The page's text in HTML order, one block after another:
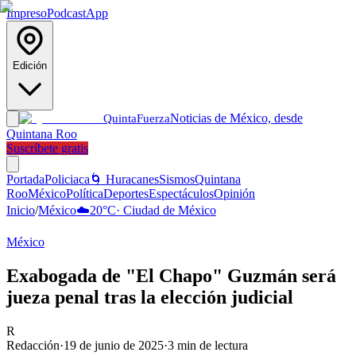
ImpresoPodcastApp
Edición
QuintaFuerzaNoticias de México, desde
Quintana Roo
Suscríbete gratis
PortadaPoliciaca 🌀 HuracanesSismosQuintana
RooMéxicoPolíticaDeportesEspectáculosOpinión
Inicio/México☁️20°C· Ciudad de México
México
Exabogada de "El Chapo" Guzmán será
jueza penal tras la elección judicial
R
Redacción·19 de junio de 2025·3 min de lectura